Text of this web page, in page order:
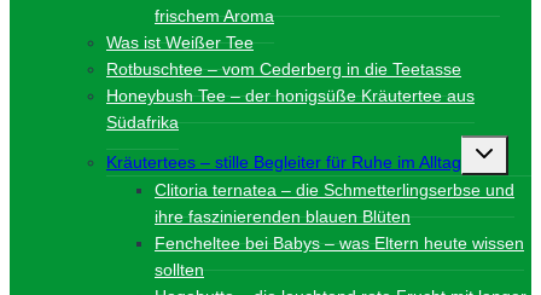
frischem Aroma
Was ist Weißer Tee
Rotbuschtee – vom Cederberg in die Teetasse
Honeybush Tee – der honigsüße Kräutertee aus
Südafrika
Kräutertees – stille Begleiter für Ruhe im Alltag
Clitoria ternatea – die Schmetterlingserbse und
ihre faszinierenden blauen Blüten
Fencheltee bei Babys – was Eltern heute wissen
sollten